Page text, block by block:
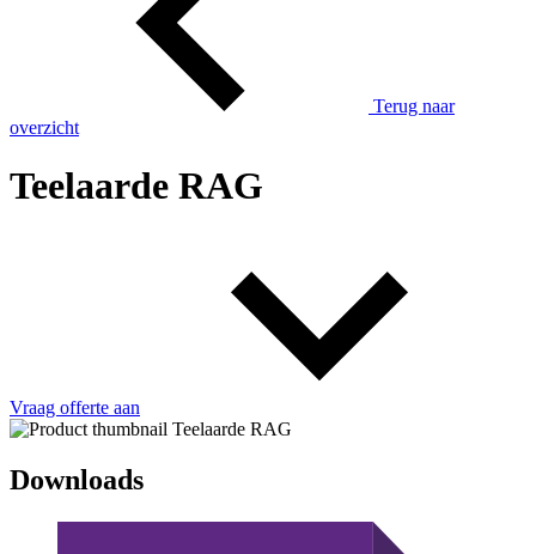
Terug naar
overzicht
Teelaarde RAG
Vraag offerte aan
Downloads